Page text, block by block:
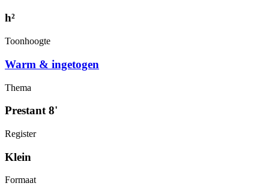
h²
Toonhoogte
Warm & ingetogen
Thema
Prestant 8'
Register
Klein
Formaat